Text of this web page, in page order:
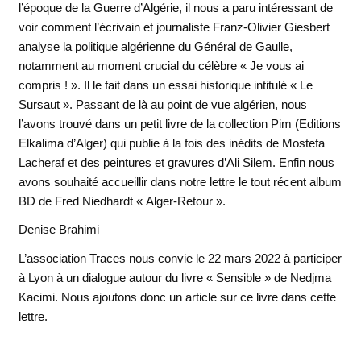
l’époque de la Guerre d’Algérie, il nous a paru intéressant de
voir comment l’écrivain et journaliste Franz-Olivier Giesbert
analyse la politique algérienne du Général de Gaulle,
notamment au moment crucial du célèbre « Je vous ai
compris ! ». Il le fait dans un essai historique intitulé « Le
Sursaut ». Passant de là au point de vue algérien, nous
l’avons trouvé dans un petit livre de la collection Pim (Editions
Elkalima d’Alger) qui publie à la fois des inédits de Mostefa
Lacheraf et des peintures et gravures d’Ali Silem. Enfin nous
avons souhaité accueillir dans notre lettre le tout récent album
BD de Fred Niedhardt « Alger-Retour ».
Denise Brahimi
L’association Traces nous convie le 22 mars 2022 à participer
à Lyon à un dialogue autour du livre « Sensible » de Nedjma
Kacimi. Nous ajoutons donc un article sur ce livre dans cette
lettre.